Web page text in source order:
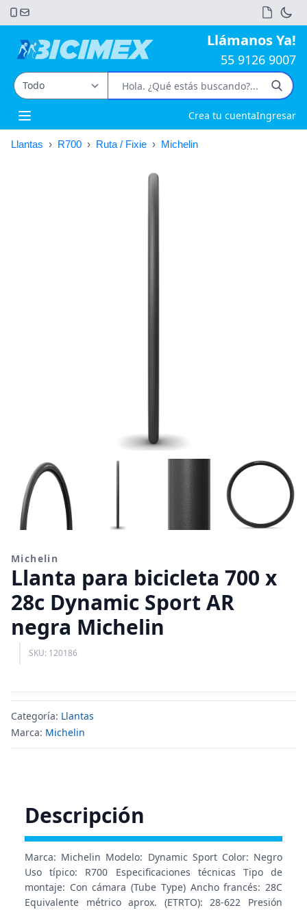
Llámanos Ya!
55 9126 9007
Open main menu Crea tu cuentaIngresar
Llantas › R700 › Ruta / Fixie › Michelin
Michelin
Llanta para bicicleta 700 x
28c Dynamic Sport AR
negra Michelin
SKU: 120186
Categoría: Llantas
Marca: Michelin
Descripción
Marca: Michelin Modelo: Dynamic Sport Color: Negro
Uso típico: R700 Especificaciones técnicas Tipo de
montaje: Con cámara (Tube Type) Ancho francés: 28C
Equivalente métrico aprox. (ETRTO): 28-622 Presión